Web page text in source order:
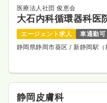
医療法人社団 俊恵会
大石内科循環器科医
エージェント求人
車通勤可
静岡県静岡市葵区/ 新静岡駅
静岡皮膚科